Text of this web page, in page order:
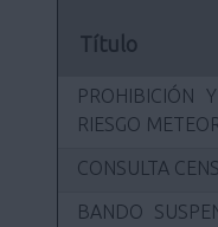
Título
PROHIBICIÓN
RIESGO
CONSULTA
BANDO